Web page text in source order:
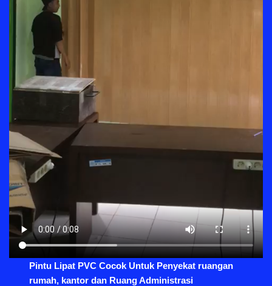
Pintu Lipat PVC Cocok Untuk Penyekat ruangan
rumah, kantor dan Ruang Administrasi